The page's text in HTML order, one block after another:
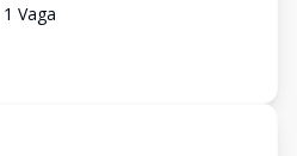
1 Vaga